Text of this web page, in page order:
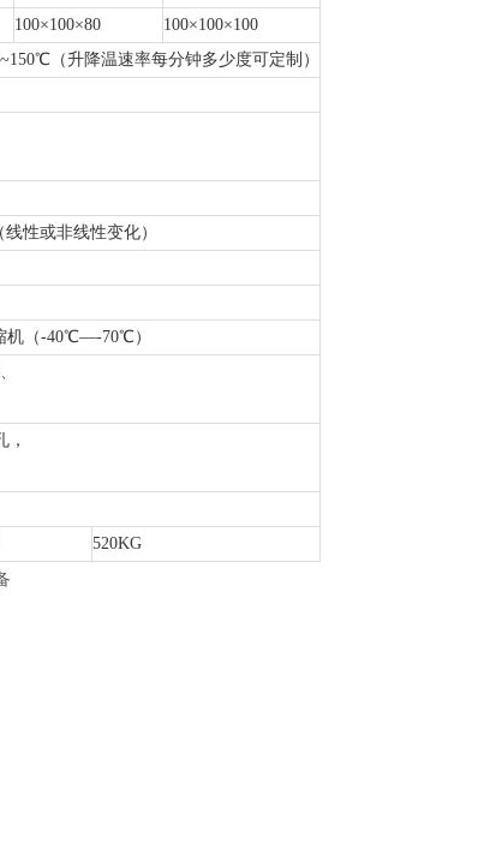
100×100×80
100×100×100
（升降温速率每分钟多少度可定制）
性或非线性变化）
机（-40℃—-70℃）
，
520KG